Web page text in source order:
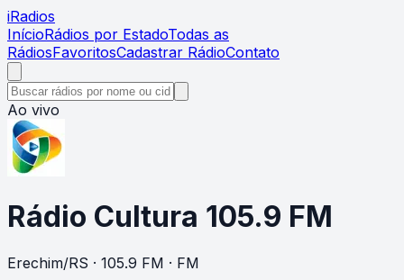
iRadios
InícioRádios por EstadoTodas as
RádiosFavoritosCadastrar RádioContato
Ao vivo
Rádio Cultura 105.9 FM
Erechim/RS · 105.9 FM · FM